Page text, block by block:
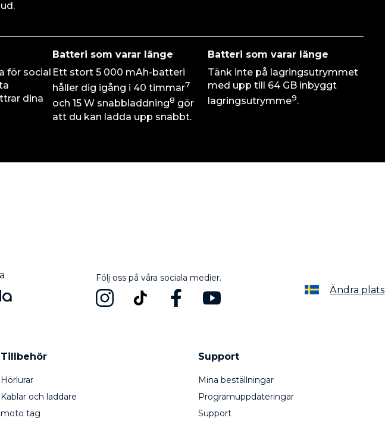
för social
dina
Batteri som varar länge
Ett stort 5 000 mAh-batteri
håller dig igång i 40 timmar7
och 15 W snabbladdning8 gör
att du kan ladda upp snabbt.
Batteri som varar länge
Tänk inte på lagringsutrymmet
med upp till 64 GB inbyggt
lagringsutrymme9.
Följ oss på våra sociala medier.
Ändra plats
Tillbehör
Hörlurar
Kablar och laddare
moto tag
Support
Mina beställningar
Programuppdateringar
Support